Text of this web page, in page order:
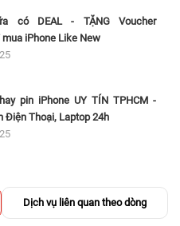
có DEAL - TẶNG Voucher
iPhone Like New
pin iPhone UY TÍN TPHCM -
Điện Thoại, Laptop 24h
Dịch vụ liên quan theo dòng